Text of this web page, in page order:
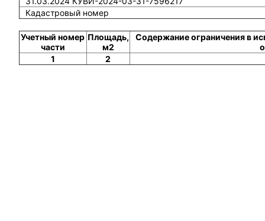
Кадастровый номер
Учетный номер
части
Площадь,
м2
Содержание ограничения в
1
2